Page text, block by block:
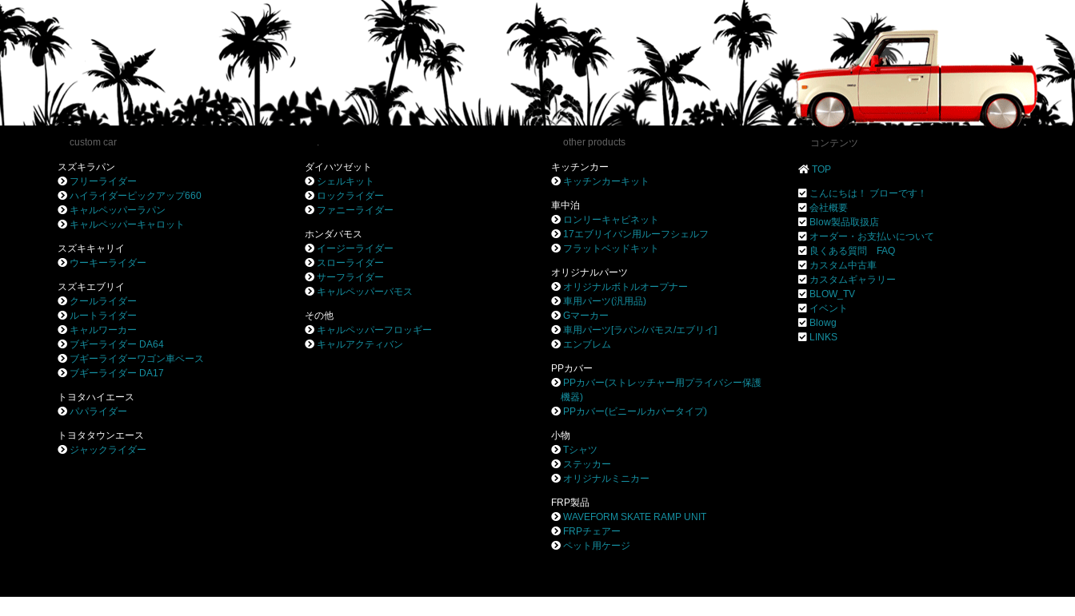
o
k
r
custom car
スズキラパン
フリーライダー
ハイライダーピックアップ660
キャルペッパーラパン
キャルペッパーキャロット
スズキキャリイ
ウーキーライダー
スズキエブリイ
クールライダー
ルートライダー
キャルワーカー
ブギーライダー DA64
ブギーライダーワゴン車ベース
ブギーライダー DA17
トヨタハイエース
パパライダー
トヨタタウンエース
ジャックライダー
.
ダイハツゼット
シェルキット
ロックライダー
ファニーライダー
ホンダバモス
イージーライダー
スローライダー
サーフライダー
キャルペッパーバモス
その他
キャルペッパーフロッギー
キャルアクティバン
other products
キッチンカー
キッチンカーキット
車中泊
ロンリーキャビネット
17エブリイバン用ルーフシェルフ
フラットベッドキット
オリジナルパーツ
オリジナルボトルオープナー
車用パーツ(汎用品)
Gマーカー
車用パーツ[ラパン/バモス/エブリイ]
エンブレム
PPカバー
PPカバー(ストレッチャー用プライバシー保護
機器)
PPカバー(ビニールカバータイプ)
小物
Tシャツ
ステッカー
オリジナルミニカー
FRP製品
WAVEFORM SKATE RAMP UNIT
FRPチェアー
ペット用ケージ
コンテンツ
TOP
こんにちは！ ブローです！
会社概要
Blow製品取扱店
オーダー・お支払いについて
良くある質問 FAQ
カスタム中古車
カスタムギャラリー
BLOW_TV
イベント
Blowg
LINKS